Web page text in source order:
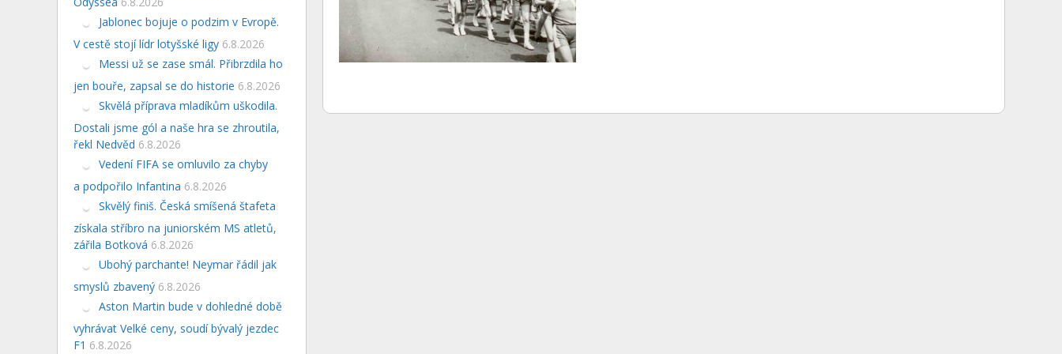
ROK 1999
ROK 2000
ROK 2001
Jablonec bojuje o podzim v Evropě.
V cestě stojí lídr lotyšské ligy 6.8.2026
Messi už se zase smál. Přibrzdila ho
jen bouře, zapsal se do historie 6.8.2026
Skvělá příprava mladíkům uškodila.
Dostali jsme gól a naše hra se zhroutila,
řekl Nedvěd 6.8.2026
Vedení FIFA se omluvilo za chyby
a podpořilo Infantina 6.8.2026
Skvělý finiš. Česká smíšená štafeta
získala stříbro na juniorském MS atletů,
zářila Botková 6.8.2026
Ubohý parchante! Neymar řádil jak
smyslů zbavený 6.8.2026
Aston Martin bude v dohledné době
vyhrávat Velké ceny, soudí bývalý jezdec
F1 6.8.2026